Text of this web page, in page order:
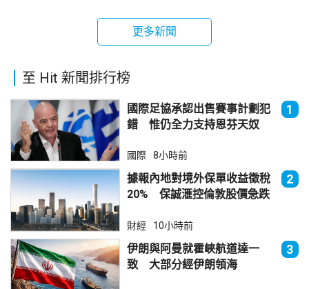
更多新聞
至 Hit 新聞排行榜
國際足協承認出售賽事計劃犯
錯 惟仍全力支持恩芬天奴
1
國際 8小時前
據報內地對境外保單收益徵稅
20% 保誠滙控倫敦股價急跌
2
財經 10小時前
伊朗與阿曼就霍峽航道達一
致 大部分經伊朗領海
3